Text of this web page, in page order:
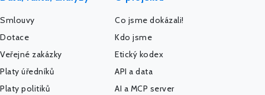
Smlouvy
Dotace
Veřejné zakázky
Platy úředníků
Platy politiků
Co jsme dokázali!
Kdo jsme
Etický kodex
API a data
AI a MCP server